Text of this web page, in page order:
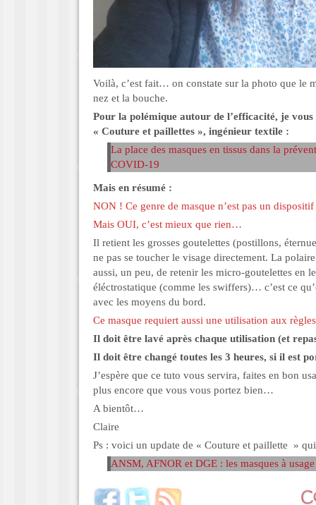
Voilà, c’est fait… on constate sur la photo que le
nez et la bouche.
Pour la polémique autour de l’efficacité, je
« Couture et paillettes », ingénieur textile :
La place des masques en tissus dans la
COVID-19
Mais en résumé :
NON ! Ce genre de masque n’est pas un
Mais OUI, c’est mieux que rien…
Il retient les grosses goutelettes (postillons,
ne pas se toucher le visage directement. La
aussi, un peu, de retenir les micro-goutelettes en
éléctrostatique (comme les swiffers)… c’est ce
avec les moyens du bord.
Ce masque requiert aussi une utilisation aux
Il doit être lavé après chaque utilisation (et
Il doit être changé toutes les 3 heures, si il est
J’espère que ce tuto vous servira, faites en bon
plus encore que vous vous portez bien…
A bientôt…
Claire
Ps : voici un update de « Couture et paillette »
ANSM, AFNOR et DGE : les masques à